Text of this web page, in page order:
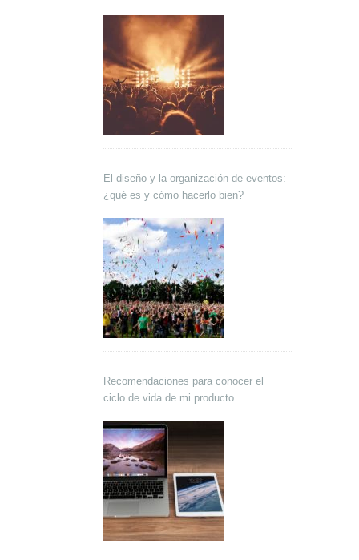
El diseño y la organización de eventos:
¿qué es y cómo hacerlo bien?
Recomendaciones para conocer el
ciclo de vida de mi producto